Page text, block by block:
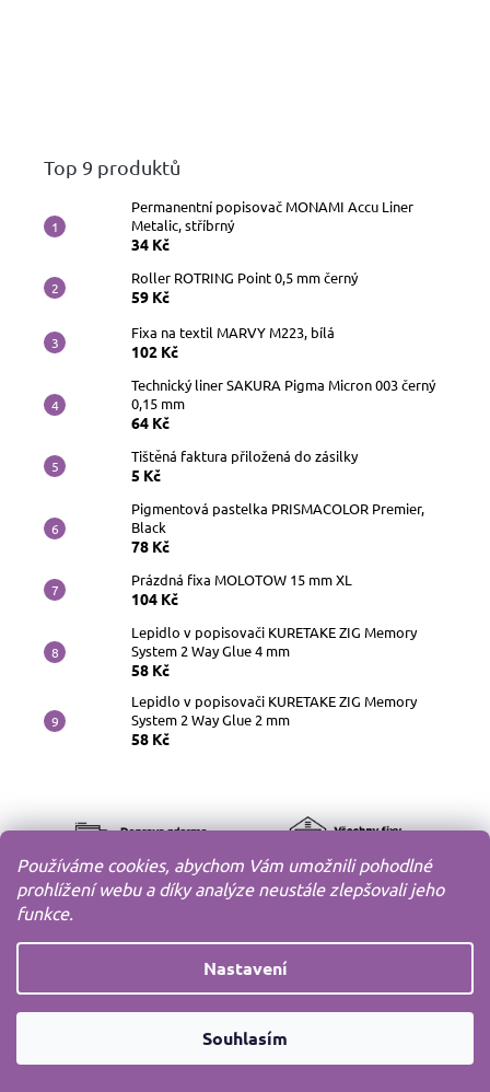
Používáme cookies, abychom Vám umožnili pohodlné
prohlížení webu a díky analýze neustále zlepšovali jeho
funkce.
Nastavení
Souhlasím
Top 9 produktů
Permanentní popisovač MONAMI Accu Liner
Metalic, stříbrný
34 Kč
Roller ROTRING Point 0,5 mm černý
59 Kč
Fixa na textil MARVY M223, bílá
102 Kč
Technický liner SAKURA Pigma Micron 003 černý
0,15 mm
64 Kč
Tištěná faktura přiložená do zásilky
5 Kč
Pigmentová pastelka PRISMACOLOR Premier,
Black
78 Kč
Prázdná fixa MOLOTOW 15 mm XL
104 Kč
Lepidlo v popisovači KURETAKE ZIG Memory
System 2 Way Glue 4 mm
58 Kč
Lepidlo v popisovači KURETAKE ZIG Memory
System 2 Way Glue 2 mm
58 Kč
MODELOV s.r.o.